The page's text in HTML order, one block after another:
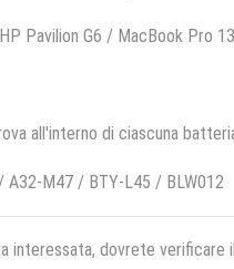
Pavilion G6 / MacBook Pro
all'interno di ciascuna
A32-M47 / BTY-L45 / BLW012
interessata, dovrete verificare